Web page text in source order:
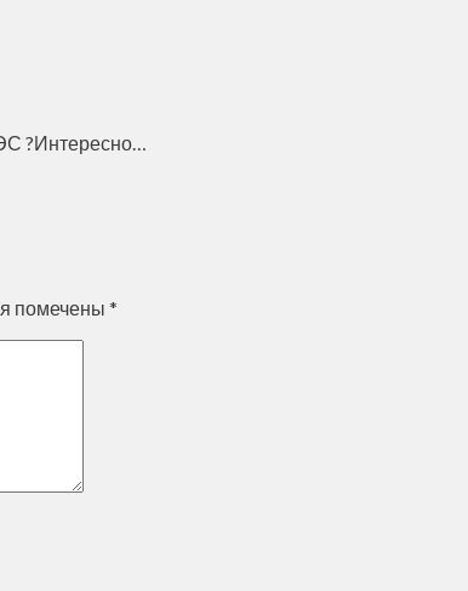
?Интересно…
помечены *